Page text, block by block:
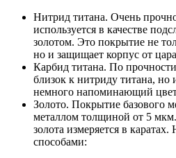
Нитрид титана. Очень
используется в качестве
золотом. Это покрытие не
но и защищает корпус от
Карбид титана. По
близок к нитриду титана, но
немного напоминающий
Золото. Покрытие базового
металлом толщиной от 5
золота измеряется в
способами: